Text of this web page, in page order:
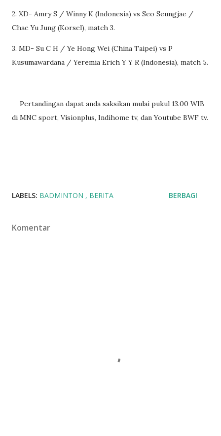
2. XD- Amry S / Winny K (Indonesia) vs Seo Seungjae /
Chae Yu Jung (Korsel), match 3.
3. MD- Su C H / Ye Hong Wei (China Taipei) vs P
Kusumawardana / Yeremia Erich Y Y R (Indonesia), match 5.
Pertandingan dapat anda saksikan mulai pukul 13.00 WIB
di MNC sport, Visionplus, Indihome tv, dan Youtube BWF tv.
LABELS: BADMINTON BERITA BERBAGI
Komentar